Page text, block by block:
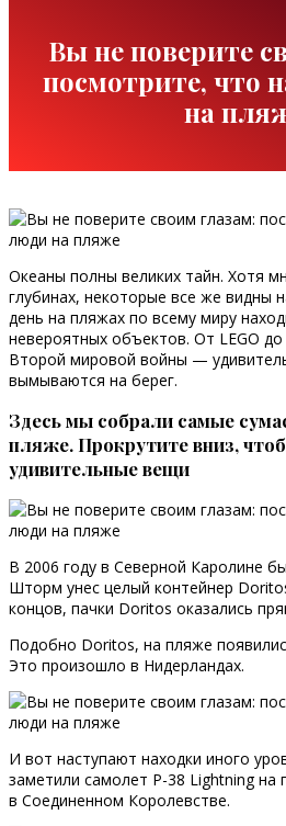
Вы не поверите
посмотрите, что
на
Океаны полны великих тайн. Хотя
глубинах, некоторые все же видны
день на пляжах по всему миру
невероятных объектов. От LEGO
Второй мировой войны —
вымываются на берег.
Здесь мы собрали самые
пляже. Прокрутите вниз,
удивительные вещи
В 2006 году в Северной Каролине
Шторм унес целый контейнер
концов, пачки Doritos оказались
Подобно Doritos, на пляже
Это произошло в Нидерландах.
И вот наступают находки иного
заметили самолет P-38 Lightning на
в Соединенном Королевстве.